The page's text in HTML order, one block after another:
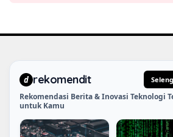
d rekomendit
Rekomendasi Berita & Inovasi Teknologi
untuk Kamu